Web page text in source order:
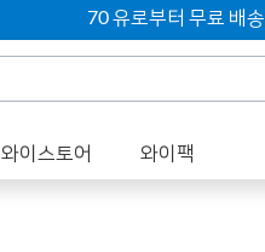
70 유로부터 무료 배송
와이스토어 와이팩